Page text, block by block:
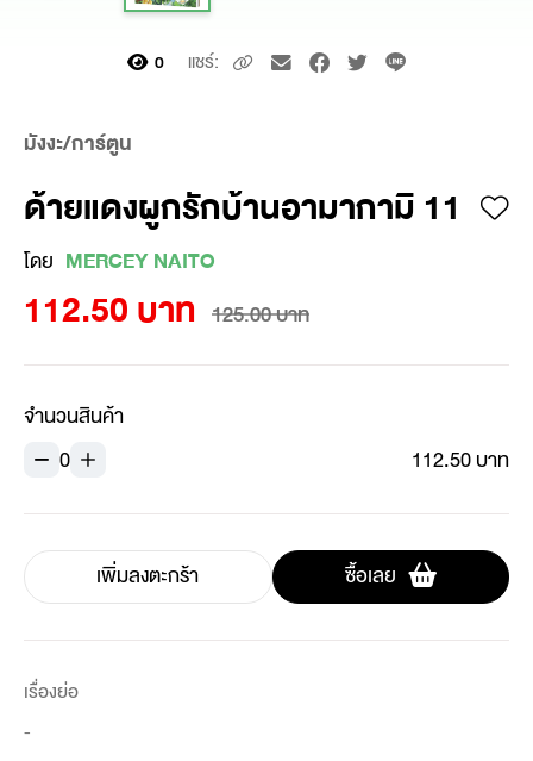
0 แชร์:
มังงะ/การ์ตูน
ด้ายแดงผูกรักบ้านอามากามิ 11
โดย MERCEY NAITO
112.50 บาท 125.00 บาท
จำนวนสินค้า
0
112.50 บาท
เพิ่มลงตะกร้า ซื้อเลย
เรื่องย่อ
-